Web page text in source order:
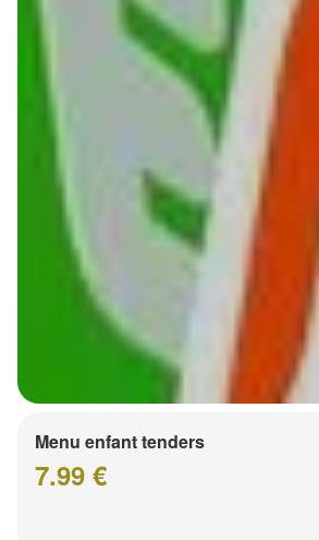
Menu enfant tenders
7.99 €